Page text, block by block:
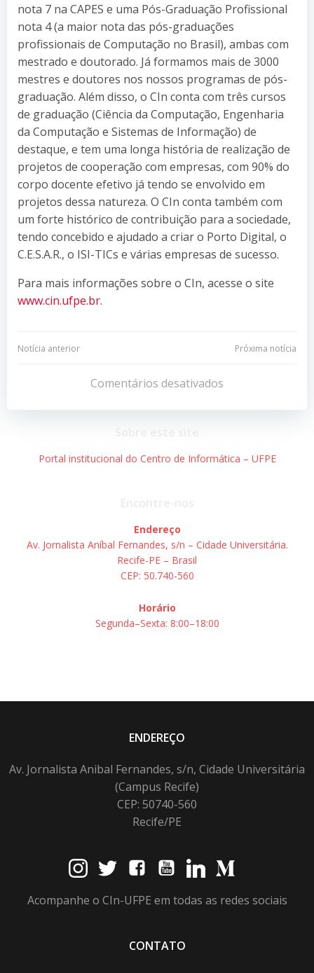
nota 7 na CAPES e uma Pós-Graduação Profissional
nota 4 (a maior nota das pós-graduações
profissionais de Computação no Brasil), ambas com
mestrado e doutorado. Já formamos mais de 3000
mestres e doutores nos nossos programas de pós-
graduação. Além disso, o CIn conta com três cursos
de graduação (Ciência da Computação, Engenharia
da Computação e Sistemas de Informação) de
destaque, e tem uma longa história de realização de
projetos de cooperação com empresas, com 90% do
corpo docente efetivo já tendo se envolvido em
projetos dessa natureza. O CIn conta também com
um forte histórico de contribuição para a sociedade,
tendo concebido e ajudado a criar o Porto Digital, o
C.E.S.A.R., o ISI-TICs e várias empresas de sucesso.
Para mais informações sobre o CIn, acesse o site
www.cin.ufpe.br.
Navegação
Post
Notícia anterior
Navegação
de
Post
Próxima notícia
Comentários desativados
Portal institucional do Centro de Informática – UFPE
Endereço
Av. Jornalista Aníbal Fernandes, s/n – Cidade Universitária.
Recife-PE – Brasil
CEP: 50.740-560
Horário
Segunda–Sexta: 8:00–18:00
ENDEREÇO
Av. Jornalista Anibal Fernandes, s/n, Cidade Universitária
(Campus Recife)
CEP: 50740-560
Recife/PE
Acompanhe o CIn-UFPE em todas as redes sociais
CONTATO